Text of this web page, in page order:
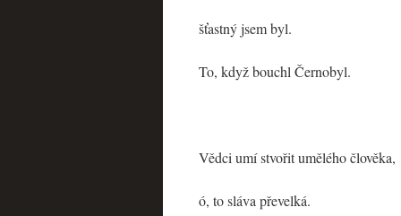
šťastný jsem byl.
To, když bouchl Černobyl.
Vědci umí stvořit umělého člověka,
ó, to sláva převelká.